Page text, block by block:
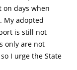
on days when
My adopted
is still not
only are not
I urge the State